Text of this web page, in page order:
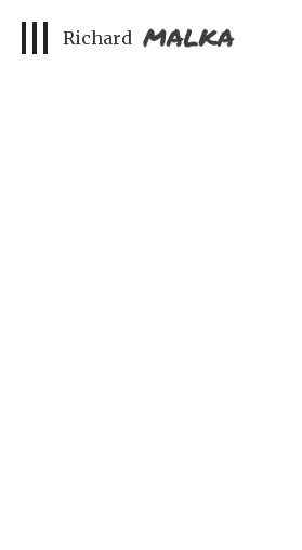
Richard